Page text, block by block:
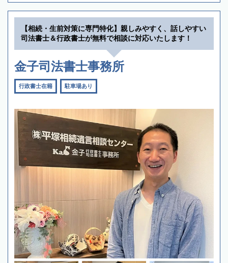
【相続・生前対策に専門特化】親しみやすく、話しやすい
司法書士＆行政書士が無料で相談に対応いたします！
金子司法書士事務所
行政書士在籍 駐車場あり